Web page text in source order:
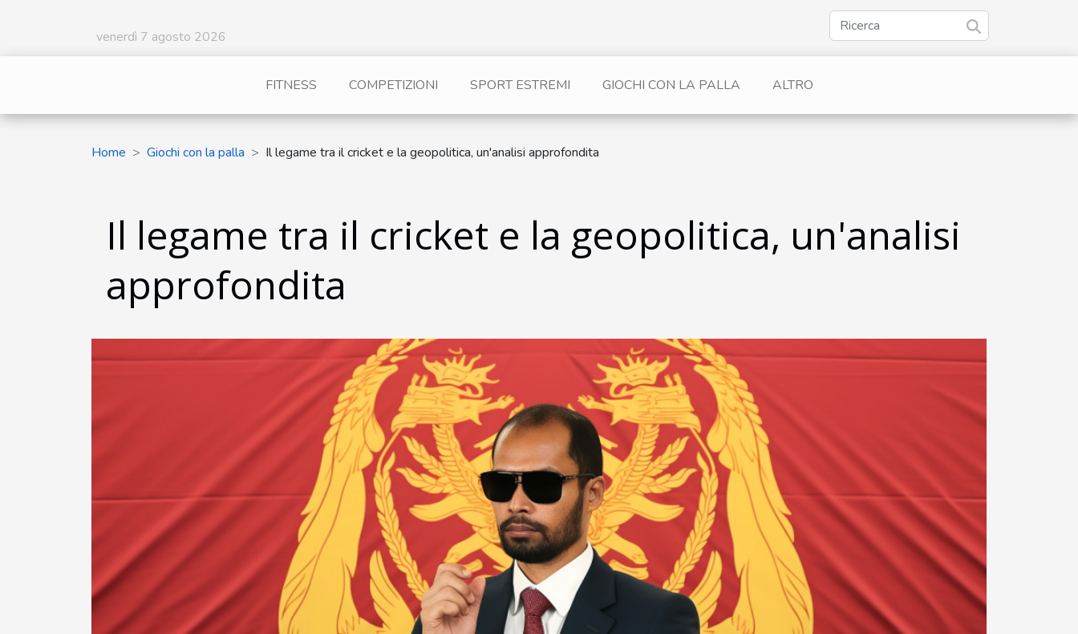
venerdì 7 agosto 2026
FITNESS COMPETIZIONI SPORT ESTREMI GIOCHI CON LA PALLA ALTRO
Home Giochi con la palla Il legame tra il cricket e la geopolitica, un'analisi approfondita
Il legame tra il cricket e la geopolitica, un'analisi
approfondita